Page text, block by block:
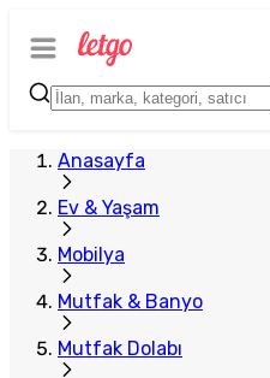
Anasayfa
Ev & Yaşam
Mobilya
Mutfak & Banyo
Mutfak Dolabı